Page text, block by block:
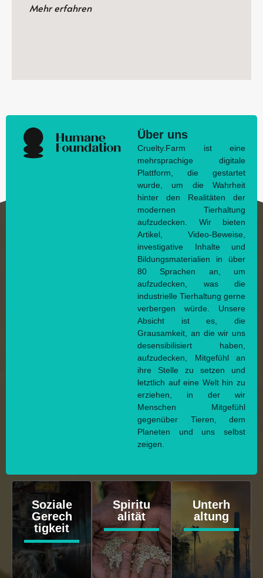
Mehr erfahren
Über uns
Cruelty.Farm ist eine
mehrsprachige digitale
Plattform, die gestartet
wurde, um die Wahrheit
hinter den Realitäten der
modernen Tierhaltung
aufzudecken. Wir bieten
Artikel, Video-Beweise,
investigative Inhalte und
Bildungsmaterialien in über
80 Sprachen an, um
aufzudecken, was die
industrielle Tierhaltung gerne
verbergen würde. Unsere
Absicht ist es, die
Grausamkeit, an die wir uns
desensibilisiert haben,
aufzudecken, Mitgefühl an
ihre Stelle zu setzen und
letztlich auf eine Welt hin zu
erziehen, in der wir
Menschen Mitgefühl
gegenüber Tieren, dem
Planeten und uns selbst
zeigen.
Soziale
Gerech
tigkeit
Spiritu
alität
Unterh
altung